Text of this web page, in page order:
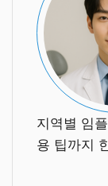
지역별 임
용 팁까지